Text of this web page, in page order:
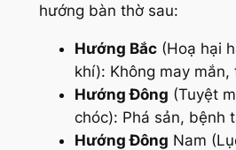
hướng bàn thờ sau:
Hướng Bắc(Hoạ hại
khí): Không may
Hướng Đông (Tuyệt
chóc): Phá sản, bệnh
Hướng Đông Nam